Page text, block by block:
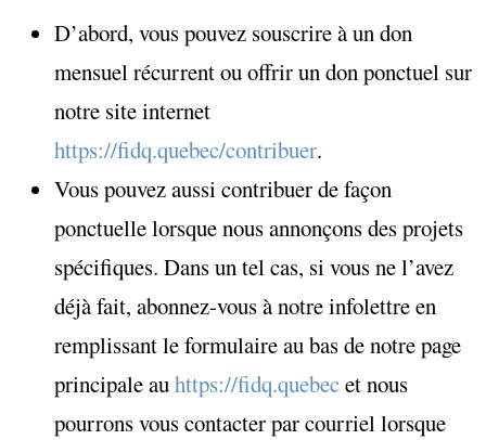
D’abord, vous pouvez souscrire à un don
mensuel récurrent ou offrir un don ponctuel sur
notre site internet
https://fidq.quebec/contribuer.
Vous pouvez aussi contribuer de façon
ponctuelle lorsque nous annonçons des projets
spécifiques. Dans un tel cas, si vous ne l’avez
déjà fait, abonnez-vous à notre infolettre en
remplissant le formulaire au bas de notre page
principale auhttps://fidq.quebecet nous
pourrons vous contacter par courriel lorsque